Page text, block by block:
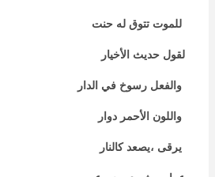
للموت تتوق له حنت
لقول حديث الأخيار
والفعل رسوخ في الدار
واللون الأحمر دوار
يرقى ،يصعد كالنار